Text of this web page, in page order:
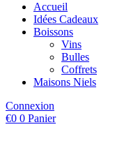
Accueil
Idées Cadeaux
Boissons
Vins
Bulles
Coffrets
Maisons Niels
Connexion
€0 0 Panier